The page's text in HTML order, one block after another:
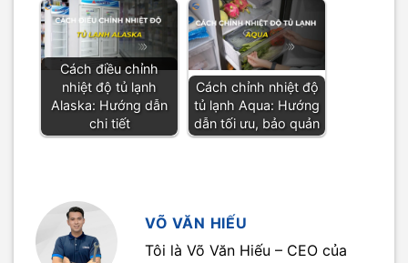
Cách điều chỉnh
nhiệt độ tủ lạnh
Alaska: Hướng dẫn
chi tiết
Cách chỉnh nhiệt độ
tủ lạnh Aqua: Hướng
dẫn tối ưu, bảo quản
VÕ VĂN HIẾU
Tôi là Võ Văn Hiếu – CEO của